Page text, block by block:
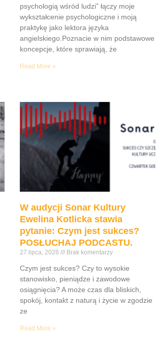
psychologią wśród ludzi” łączy moje
wykształcenie psychologiczne i moją
praktykę jako lektora języka
angielskiego.Poznacie w nim podstawowe
koncepcje, które sprawiają, że
Read More »
W audycji Sonar Kultury
Ewelina Kotlicka stawia
pytanie: Czym jest sukces?
POSŁUCHAJ PODCASTU.
27 lipca, 2026 Brak komentarzy
Czym jest sukces? Czy to wysokie
stanowisko, pieniądze i zawodowe
osiągnięcia? A może czas dla bliskich,
spokój, kontakt z naturą i życie w zgodzie
ze
Read More »